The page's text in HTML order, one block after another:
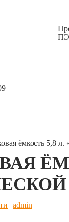
ёмкость 5,8 л.
admin